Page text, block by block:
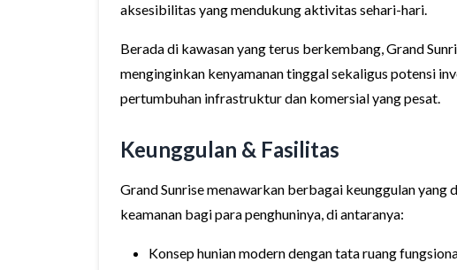
aksesibilitas yang mendukung aktivitas sehari-hari.
Berada di kawasan yang terus berkembang, Grand
menginginkan kenyamanan tinggal sekaligus potensi
pertumbuhan infrastruktur dan komersial yang pesat.
Keunggulan & Fasilitas
Grand Sunrise menawarkan berbagai keunggulan
keamanan bagi para penghuninya, di antaranya:
Konsep hunian modern dengan tata ruang